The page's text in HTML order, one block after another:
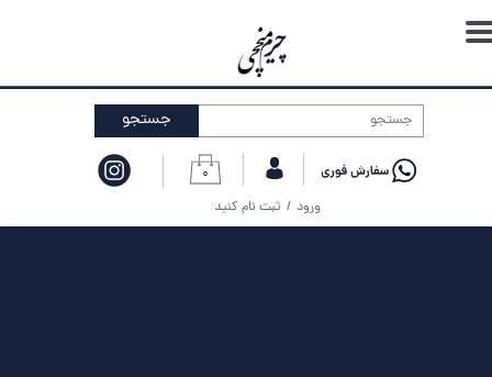
۰
ورود / ثبت نام کنید
حساب کاربری من
تغییر گذر واژه
خروج از حساب کاربری
جستجو